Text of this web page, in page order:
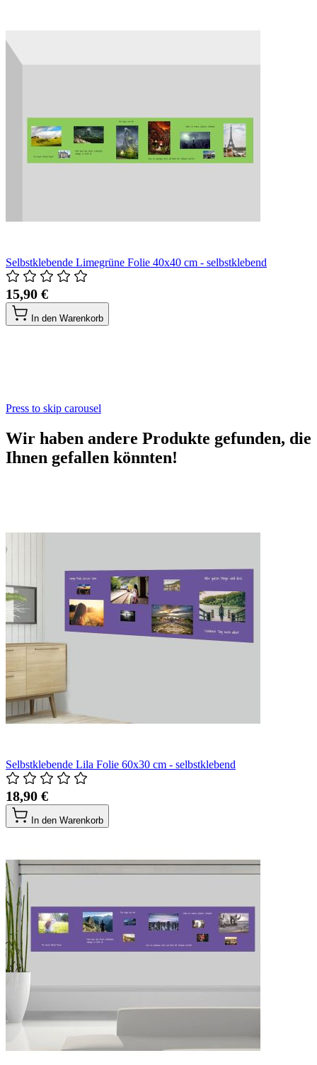
Selbstklebende Limegrüne Folie 40x40 cm - selbstklebend
15,90 €
In den Warenkorb
Press to skip carousel
Wir haben andere Produkte gefunden, die
Ihnen gefallen könnten!
Selbstklebende Lila Folie 60x30 cm - selbstklebend
18,90 €
In den Warenkorb